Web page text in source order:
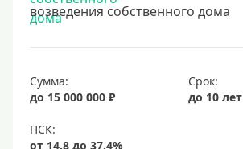
15 лет
20 лет
30 лет
возведения собственного дома
Сумма:
до 15 000 000 ₽
Срок:
до 10 лет